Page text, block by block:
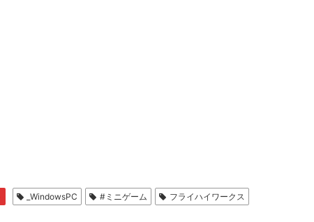
_WindowsPC #ミニゲーム フライハイワークス